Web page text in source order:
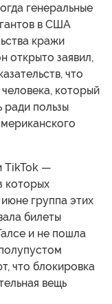
генеральные
в США
кражи
открыто заявил,
что
который
ради пользы
TikTok —
которых
группа этих
билеты
и не пошла
что блокировка
вещь